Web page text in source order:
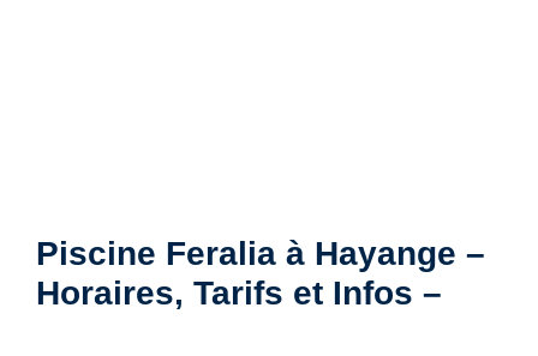
Piscine Feralia à Hayange –
Horaires, Tarifs et Infos –